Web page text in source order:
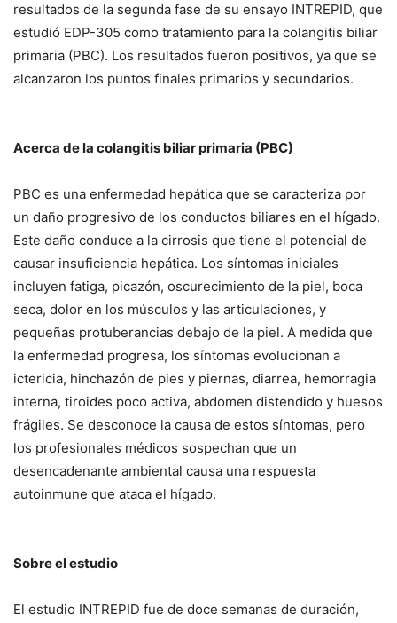
resultados de la segunda fase de su ensayo INTREPID, que
estudió EDP-305 como tratamiento para la colangitis biliar
primaria (PBC). Los resultados fueron positivos, ya que se
alcanzaron los puntos finales primarios y secundarios.
Acerca de la colangitis biliar primaria (PBC)
PBC es una enfermedad hepática que se caracteriza por
un daño progresivo de los conductos biliares en el hígado.
Este daño conduce a la cirrosis que tiene el potencial de
causar insuficiencia hepática. Los síntomas iniciales
incluyen fatiga, picazón, oscurecimiento de la piel, boca
seca, dolor en los músculos y las articulaciones, y
pequeñas protuberancias debajo de la piel. A medida que
la enfermedad progresa, los síntomas evolucionan a
ictericia, hinchazón de pies y piernas, diarrea, hemorragia
interna, tiroides poco activa, abdomen distendido y huesos
frágiles. Se desconoce la causa de estos síntomas, pero
los profesionales médicos sospechan que un
desencadenante ambiental causa una respuesta
autoinmune que ataca el hígado.
Sobre el estudio
El estudio INTREPID fue de doce semanas de duración,